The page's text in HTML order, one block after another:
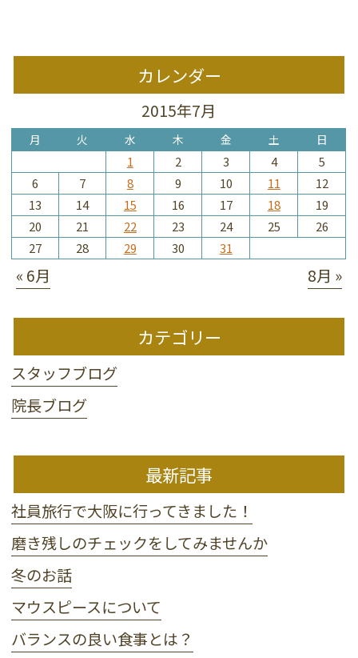
カレンダー
2015年7月
月 火 水 木 金 土 日
1 2 3 4
5
6
7 8 9 10 11
12
13
14 15 16 17 18
19
20
21 22 23 24 25
26
27
28 29 30 31
« 6月 8月 »
カテゴリー
スタッフブログ
院長ブログ
最新記事
社員旅行で大阪に行ってきました！
磨き残しのチェックをしてみませんか
冬のお話
マウスピースについて
バランスの良い食事とは？